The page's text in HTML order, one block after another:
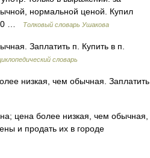
нормальной ценой. Купил
…
Толковый словарь Ушакова
Заплатить п. Купить в п.
словарь
низкая, чем обычная. Заплатить
цена более низкая, чем обычная,
и продать их в городе